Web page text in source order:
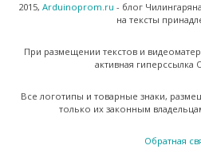
2015, Arduinoprom.ru - блог
на тексты
При размещении текстов и
активная
Все логотипы и товарные знаки,
только их законным
Обратная